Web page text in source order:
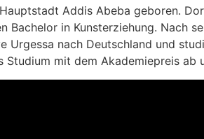
Addis Abeba geboren.
Bachelor in Kunsterziehung. Nach
nach Deutschland und
mit dem Akademiepreis